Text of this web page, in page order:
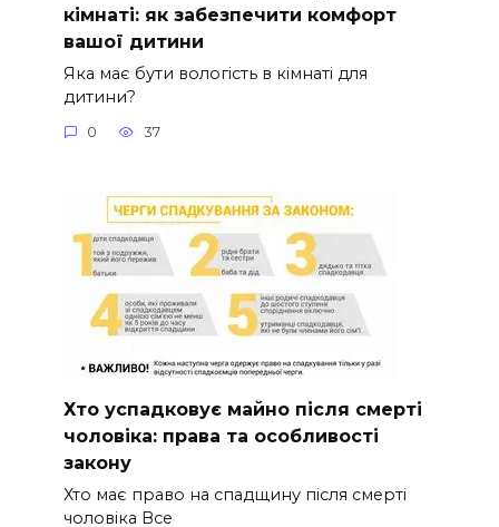
кімнаті: як забезпечити комфорт
вашої дитини
Яка має бути вологість в кімнаті для
дитини?
0 37
Хто успадковує майно після смерті
чоловіка: права та особливості
закону
Хто має право на спадщину після смерті
чоловіка Все